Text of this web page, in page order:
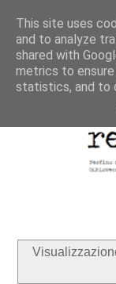
This site uses
and to analyze
shared with
metrics to
statistics, and to